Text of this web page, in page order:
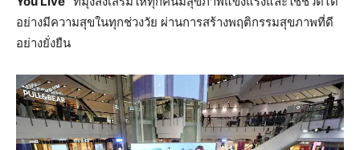
อย่างมีความสุขในทุกช่วงวัย ผ่านการสร้างพฤติกรรมสุขภาพที่ดี
อย่างยั่งยืน